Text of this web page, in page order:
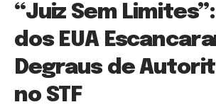
“Juiz Sem
dos EUA
Degraus de
no STF